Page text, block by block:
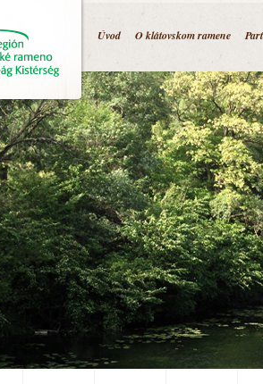
Úvod O klátovskom ramene